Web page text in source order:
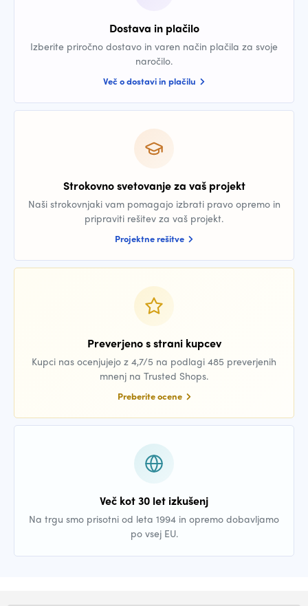
Dostava in plačilo
Izberite priročno dostavo in varen način plačila za svoje
naročilo.
Več o dostavi in plačilu
Strokovno svetovanje za vaš projekt
Naši strokovnjaki vam pomagajo izbrati pravo opremo in
pripraviti rešitev za vaš projekt.
Projektne rešitve
Preverjeno s strani kupcev
Kupci nas ocenjujejo z 4,7/5 na podlagi 485 preverjenih
mnenj na Trusted Shops.
Preberite ocene
Več kot 30 let izkušenj
Na trgu smo prisotni od leta 1994 in opremo dobavljamo
po vsej EU.